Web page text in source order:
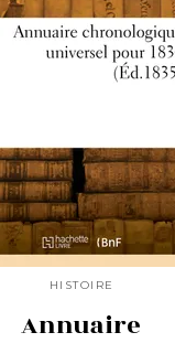
HISTOIRE
Annuaire